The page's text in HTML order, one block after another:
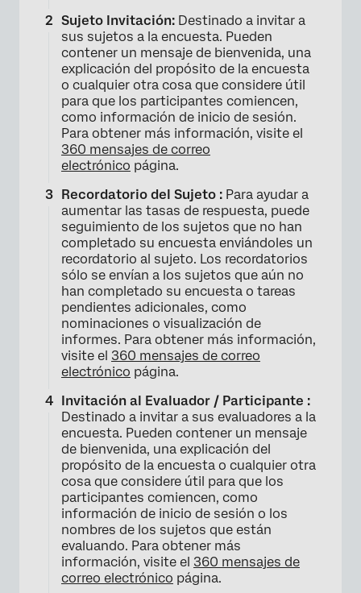
Sujeto Invitación: Destinado a invitar a
sus sujetos a la encuesta. Pueden
contener un mensaje de bienvenida, una
explicación del propósito de la encuesta
o cualquier otra cosa que considere útil
para que los participantes comiencen,
como información de inicio de sesión.
Para obtener más información, visite el
360 mensajes de correo
electrónico página.
Recordatorio del Sujeto : Para ayudar a
aumentar las tasas de respuesta, puede
seguimiento de los sujetos que no han
completado su encuesta enviándoles un
recordatorio al sujeto. Los recordatorios
sólo se envían a los sujetos que aún no
han completado su encuesta o tareas
pendientes adicionales, como
nominaciones o visualización de
informes. Para obtener más información,
visite el 360 mensajes de correo
electrónico página.
Invitación al Evaluador / Participante :
Destinado a invitar a sus evaluadores a la
encuesta. Pueden contener un mensaje
de bienvenida, una explicación del
propósito de la encuesta o cualquier otra
cosa que considere útil para que los
participantes comiencen, como
información de inicio de sesión o los
nombres de los sujetos que están
evaluando. Para obtener más
información, visite el 360 mensajes de
correo electrónico página.